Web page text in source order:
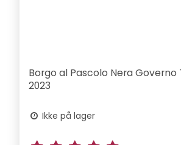
Borgo al Pascolo Nera Governo
2023
Ikke på lager